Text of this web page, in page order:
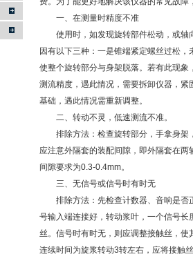
一、在测量时精度不准
使用时，如发现旋转部件松动，或轴
因有以下三种：一是锥端紧定螺丝过松
使整个旋转部分与身架脱落。若有此现
测流精度，遇此情况，需要拆卸仪器，
基础，遇此情况需重新调整。
二、转动不灵，低速测流不准。
排除方法：检查旋转部分，手拿身架
应注意外隔套的装配间隙，即外隔套在
间隙要求为0.3-0.4mm。
三、无信号或信号时有时无
排除方法：先检查计数器、音响是否
号输入端连接好，转动浆叶，一个信号
丝。信号时有时无，则应调整接触丝，
连续时间为旋浆转动3转左右，应将接触